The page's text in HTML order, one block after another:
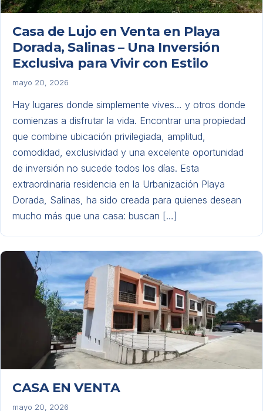
Casa de Lujo en Venta en Playa
Dorada, Salinas – Una Inversión
Exclusiva para Vivir con Estilo
mayo 20, 2026
Hay lugares donde simplemente vives… y otros donde
comienzas a disfrutar la vida. Encontrar una propiedad
que combine ubicación privilegiada, amplitud,
comodidad, exclusividad y una excelente oportunidad
de inversión no sucede todos los días. Esta
extraordinaria residencia en la Urbanización Playa
Dorada, Salinas, ha sido creada para quienes desean
mucho más que una casa: buscan […]
CASA EN VENTA
mayo 20, 2026